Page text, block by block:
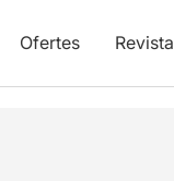
Ofertes Revista